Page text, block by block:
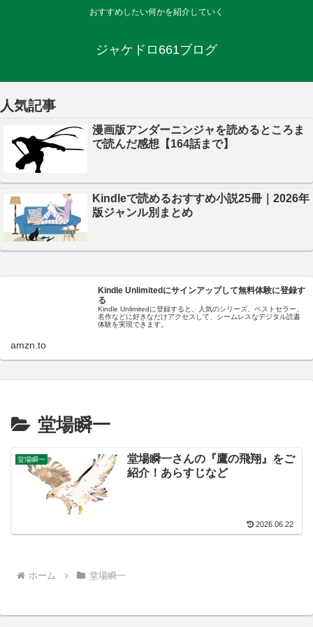
おすすめしたい何かを紹介していく
ジャケドロ661ブログ
人気記事
漫画版アンダーニンジャを読めるところま
で読んだ感想【164話まで】
Kindleで読めるおすすめ小説25冊｜2026年
版ジャンル別まとめ
Kindle Unlimitedにサインアップして無料体験に登録す
る
Kindle Unlimitedに登録すると、人気のシリーズ、ベストセラー、
名作などに好きなだけアクセスして、シームレスなデジタル読書
体験を実現できます。
amzn.to
堂場瞬一
堂場瞬一
堂場瞬一さんの『鷹の飛翔』をご
紹介！あらすじなど
2026.06.22
ホーム 堂場瞬一